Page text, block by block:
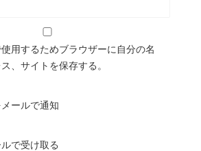
用するためブラウザーに自分の名
、サイトを保存する。
ールで通知
で受け取る